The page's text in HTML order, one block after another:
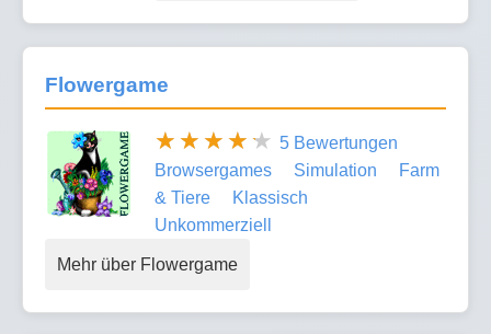
Flowergame
5 Bewertungen
Browsergames
Simulation
Farm
& Tiere
Klassisch
Unkommerziell
Mehr über Flowergame